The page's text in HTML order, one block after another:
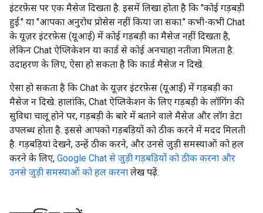
इंटरफ़ेस पर एक मैसेज दिखता है. इसमें लिखा होता है कि "कोई गड़बड़ी
हुई." या "आपका अनुरोध प्रोसेस नहीं किया जा सका." कभी-कभी Chat
के यूज़र इंटरफ़ेस (यूआई) में कोई गड़बड़ी का मैसेज नहीं दिखता है,
लेकिन Chat ऐप्लिकेशन या कार्ड से कोई अनचाहा नतीजा मिलता है.
उदाहरण के लिए, ऐसा हो सकता है कि कार्ड मैसेज न दिखे.
ऐसा हो सकता है कि Chat के यूज़र इंटरफ़ेस (यूआई) में गड़बड़ी का
मैसेज न दिखे. हालांकि, Chat ऐप्लिकेशन के लिए गड़बड़ी के लॉगिंग की
सुविधा चालू होने पर, गड़बड़ी के बारे में बताने वाले मैसेज और लॉग डेटा
उपलब्ध होता है. इससे आपको गड़बड़ियों को ठीक करने में मदद मिलती
है. गड़बड़ियां देखने, उन्हें ठीक करने, और उनसे जुड़ी समस्याओं को हल
करने के लिए, Google Chat से जुड़ी गड़बड़ियों को ठीक करना और
उनसे जुड़ी समस्याओं को हल करना लेख पढ़ें.